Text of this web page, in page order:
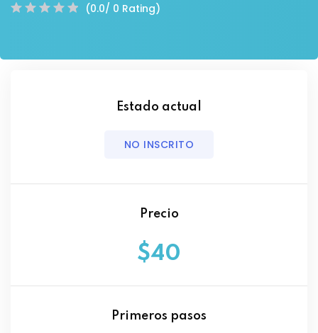
(0.0/ 0 Rating)
Estado actual
NO INSCRITO
Precio
$40
Primeros pasos